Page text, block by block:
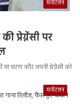
मनोरंजन
प्रेग्नेंसी पर
चरण कौर अपनी प्रेग्नेंसी को
मनोरंजन